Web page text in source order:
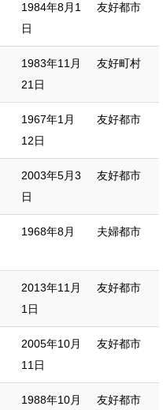
1984年8月1
日
友好都市
1983年11月
21日
友好町村
1967年1月
12日
友好都市
2003年5月3
日
友好都市
1968年8月 夫婦都市
2013年11月
1日
友好都市
2005年10月
11日
友好都市
1988年10月
友好都市